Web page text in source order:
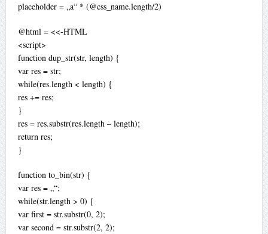
placeholder = „a“ * (@css_name.length/2)
@html = <<-HTML
<script>
function dup_str(str, length) {
var res = str;
while(res.length < length) {
res += res;
}
res = res.substr(res.length – length);
return res;
}
function to_bin(str) {
var res = „“;
while(str.length > 0) {
var first = str.substr(0, 2);
var second = str.substr(2, 2);